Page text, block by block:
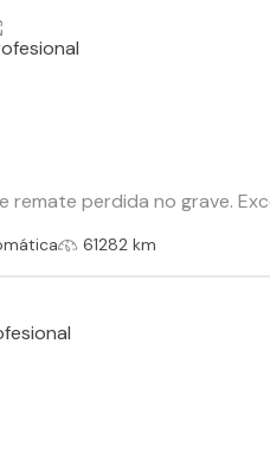
remate perdida no grave.
61282 km